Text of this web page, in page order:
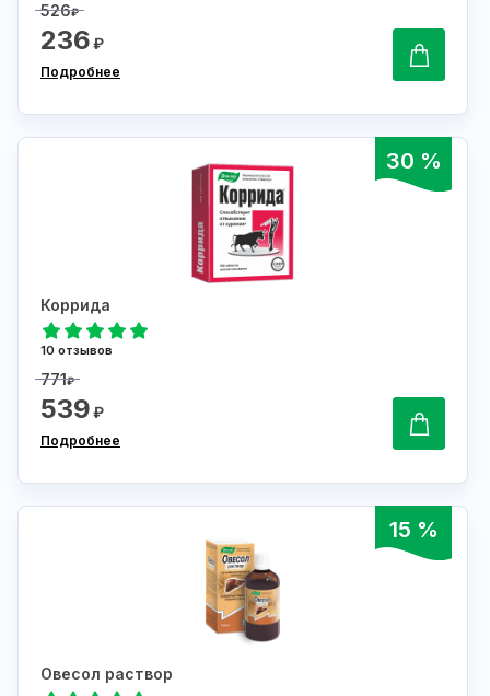
526₽
236₽
Подробнее
30 %
Коррида
10 отзывов
771₽
539₽
Подробнее
15 %
Овесол раствор